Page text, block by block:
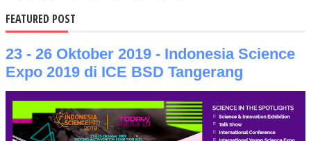
FEATURED POST
23 - 26 Oktober 2019 - Indonesia Science
Expo 2019 di ICE BSD Tangerang